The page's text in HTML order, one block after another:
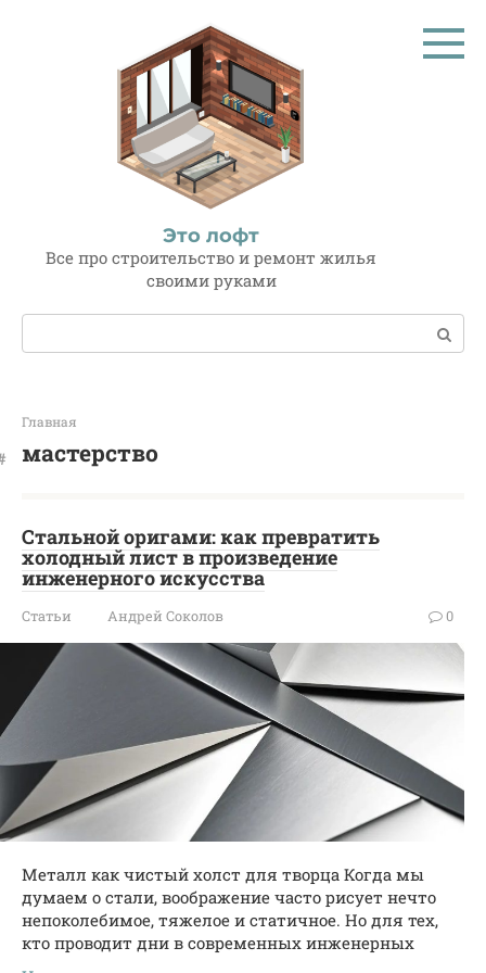
Это лофт
Все про строительство и ремонт жилья
своими руками
Поиск:
Главная
мастерство
Стальной оригами: как превратить
холодный лист в произведение
инженерного искусства
Статьи Андрей Соколов 0
Металл как чистый холст для творца Когда мы
думаем о стали, воображение часто рисует нечто
непоколебимое, тяжелое и статичное. Но для тех,
кто проводит дни в современных инженерных